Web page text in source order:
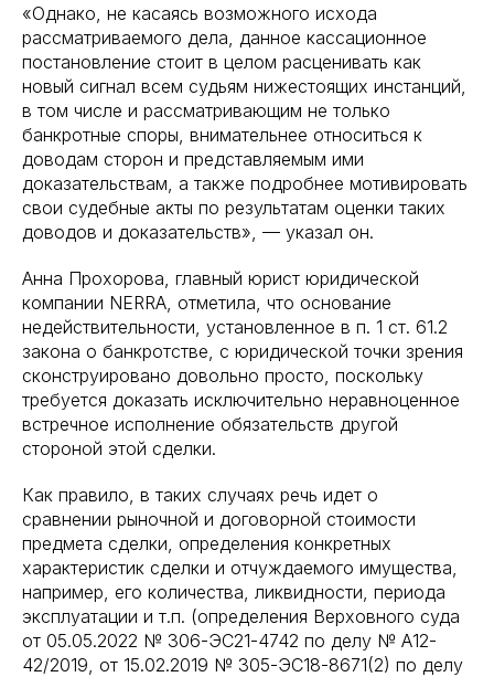
«Однако, не касаясь возможного исхода
рассматриваемого дела, данное кассационное
постановление стоит в целом расценивать как
новый сигнал всем судьям нижестоящих инстанций,
в том числе и рассматривающим не только
банкротные споры, внимательнее относиться к
доводам сторон и представляемым ими
доказательствам, а также подробнее мотивировать
свои судебные акты по результатам оценки таких
доводов и доказательств», — указал он.
Анна Прохорова, главный юрист юридической
компании NERRA, отметила, что основание
недействительности, установленное в п. 1 ст. 61.2
закона о банкротстве, с юридической точки зрения
сконструировано довольно просто, поскольку
требуется доказать исключительно неравноценное
встречное исполнение обязательств другой
стороной этой сделки.
Как правило, в таких случаях речь идет о
сравнении рыночной и договорной стоимости
предмета сделки, определения конкретных
характеристик сделки и отчуждаемого имущества,
например, его количества, ликвидности, периода
эксплуатации и т.п. (определения Верховного суда
от 05.05.2022 № 306-ЭС21-4742 по делу № А12-
42/2019, от 15.02.2019 № 305-ЭС18-8671(2) по делу